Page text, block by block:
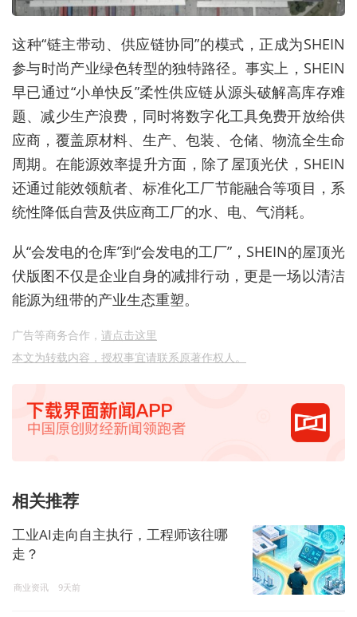
这种“链主带动、供应链协同”的模式，正成为SHEIN
参与时尚产业绿色转型的独特路径。事实上，SHEIN
早已通过“小单快反”柔性供应链从源头破解高库存难
题、减少生产浪费，同时将数字化工具免费开放给供
应商，覆盖原材料、生产、包装、仓储、物流全生命
周期。在能源效率提升方面，除了屋顶光伏，SHEIN
还通过能效领航者、标准化工厂节能融合等项目，系
统性降低自营及供应商工厂的水、电、气消耗。
从“会发电的仓库”到“会发电的工厂”，SHEIN的屋顶光
伏版图不仅是企业自身的减排行动，更是一场以清洁
能源为纽带的产业生态重塑。
广告等商务合作， 请点击这里
本文为转载内容，授权事宜请联系原著作权人。
相关推荐
工业AI走向自主执行，工程师该往哪
走？
商业资讯 9天前